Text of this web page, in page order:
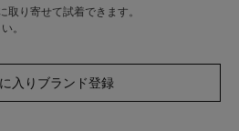
取り寄せて試着できます。
。
入りブランド登録